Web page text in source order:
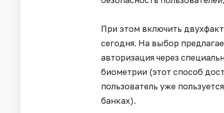
При этом включить
сегодня. На выбор
авторизация через
биометрии (этот способ
пользователь уже
банках).